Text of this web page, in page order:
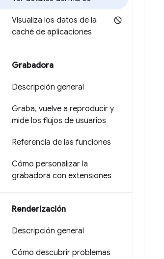
Visualiza los datos de la
caché de aplicaciones
Grabadora
Descripción general
Graba, vuelve a reproducir y
mide los flujos de usuarios
Referencia de las funciones
Cómo personalizar la
grabadora con extensiones
Renderización
Descripción general
Cómo descubrir problemas